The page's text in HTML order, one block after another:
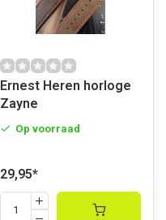
Ernest Heren horloge
Zayne
Op voorraad
29,95*